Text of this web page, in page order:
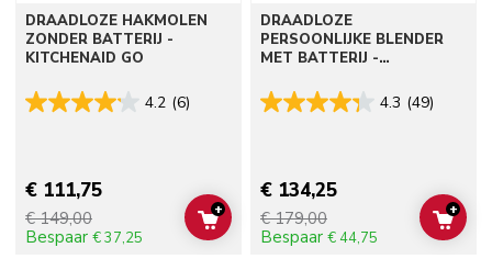
DRAADLOZE HAKMOLEN
ZONDER BATTERIJ -
KITCHENAID GO
4.2 (6)
€ 111,75
€ 149,00
Bespaar € 37,25
ADD TO CART
+
DRAADLOZE
PERSOONLIJKE BLENDER
MET BATTERIJ -
4.3 (49)
€ 134,25
€ 179,00
Bespaar € 44,75
ADD
+